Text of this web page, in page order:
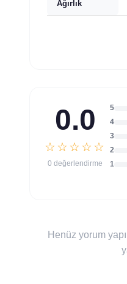
Ağırlık
0.0
☆☆☆☆☆
0 değerlendirme
5
4
3
2
1
Henüz yorum